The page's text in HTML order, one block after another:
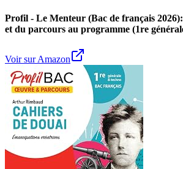
Profil - Le Menteur (Bac de français
et du parcours au programme (1re
Voir sur Amazon